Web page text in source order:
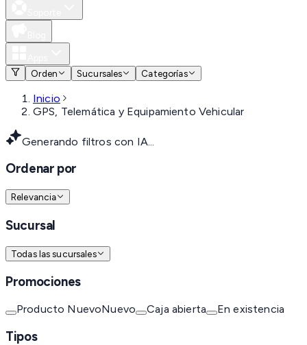
Orden
Sucursales Categorías
Inicio
GPS, Telemática y Equipamiento Vehicular
Generando filtros con IA...
Ordenar por
Relevancia
Sucursal
Todas las sucursales
Promociones
Producto NuevoNuevo Caja abierta En existencia
Tipos